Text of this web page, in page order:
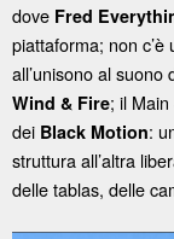
dove Fred
piattaforma; non
all’unisono al suono
Wind & Fire; il
dei Black Motion:
struttura all’altra
delle tablas, delle